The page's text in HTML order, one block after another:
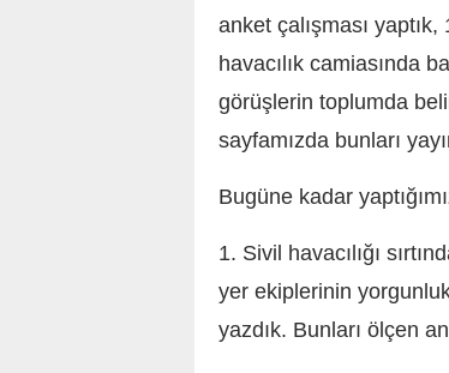
anket çalışması
havacılık camiasında
görüşlerin toplumda
sayfamızda bunları
Bugüne kadar
1. Sivil havacılığı
yer ekiplerinin
yazdık. Bunları ölçen